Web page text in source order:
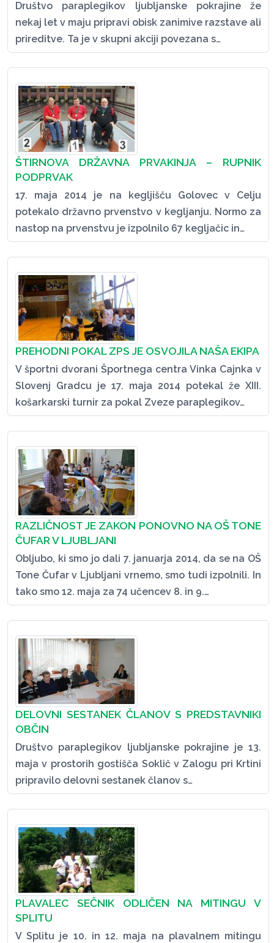
Društvo paraplegikov ljubljanske pokrajine že
nekaj let v maju pripravi obisk zanimive razstave ali
prireditve. Ta je v skupni akciji povezana s…
ŠTIRNOVA DRŽAVNA PRVAKINJA – RUPNIK
PODPRVAK
17. maja 2014 je na kegljišču Golovec v Celju
potekalo državno prvenstvo v kegljanju. Normo za
nastop na prvenstvu je izpolnilo 67 kegljačic in…
PREHODNI POKAL ZPS JE OSVOJILA NAŠA EKIPA
V športni dvorani Športnega centra Vinka Cajnka v
Slovenj Gradcu je 17. maja 2014 potekal že XIII.
košarkarski turnir za pokal Zveze paraplegikov…
RAZLIČNOST JE ZAKON PONOVNO NA OŠ TONE
ČUFAR V LJUBLJANI
Obljubo, ki smo jo dali 7. januarja 2014, da se na OŠ
Tone Čufar v Ljubljani vrnemo, smo tudi izpolnili. In
tako smo 12. maja za 74 učencev 8. in 9.…
DELOVNI SESTANEK ČLANOV S PREDSTAVNIKI
OBČIN
Društvo paraplegikov ljubljanske pokrajine je 13.
maja v prostorih gostišča Soklič v Zalogu pri Krtini
pripravilo delovni sestanek članov s…
PLAVALEC SEČNIK ODLIČEN NA MITINGU V
SPLITU
V Splitu je 10. in 12. maja na plavalnem mitingu